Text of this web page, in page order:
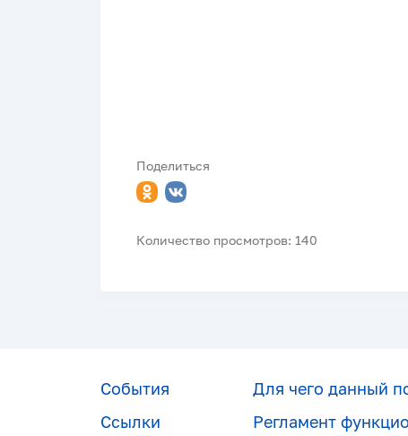
Поделиться
Количество просмотров: 140
События
Ссылки
Для чего данный
Регламент